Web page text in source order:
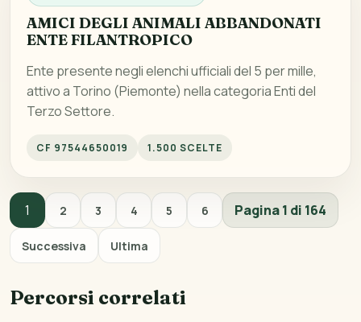
AMICI DEGLI ANIMALI ABBANDONATI
ENTE FILANTROPICO
Ente presente negli elenchi ufficiali del 5 per mille,
attivo a Torino (Piemonte) nella categoria Enti del
Terzo Settore.
CF 97544650019 1.500 SCELTE
1 2 3 4 5 6 Pagina 1 di 164
Successiva Ultima
Percorsi correlati